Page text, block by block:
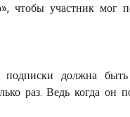
чтобы участник мог
должна быть
раз. Ведь когда он